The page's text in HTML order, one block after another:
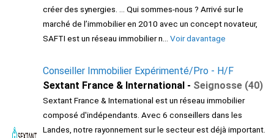
créer des synergies. ... Qui sommes-nous ? Arrivé sur le
marché de l’immobilier en 2010 avec un concept novateur,
SAFTI est un réseau immobilier n... Voir davantage
Conseiller Immobilier Expérimenté/Pro - H/F
Sextant France & International - Seignosse (40)
Sextant France & International est un réseau immobilier
composé d'indépendants. Avec 6 conseillers dans les
Landes, notre rayonnement sur le secteur est déjà important.